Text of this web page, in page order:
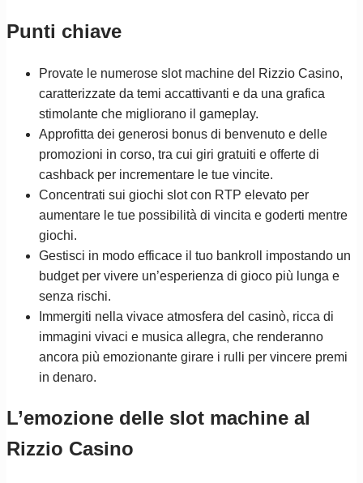
Punti chiave
Provate le numerose slot machine del Rizzio Casino,
caratterizzate da temi accattivanti e da una grafica
stimolante che migliorano il gameplay.
Approfitta dei generosi bonus di benvenuto e delle
promozioni in corso, tra cui giri gratuiti e offerte di
cashback per incrementare le tue vincite.
Concentrati sui giochi slot con RTP elevato per
aumentare le tue possibilità di vincita e goderti mentre
giochi.
Gestisci in modo efficace il tuo bankroll impostando un
budget per vivere un’esperienza di gioco più lunga e
senza rischi.
Immergiti nella vivace atmosfera del casinò, ricca di
immagini vivaci e musica allegra, che renderanno
ancora più emozionante girare i rulli per vincere premi
in denaro.
L’emozione delle slot machine al
Rizzio Casino